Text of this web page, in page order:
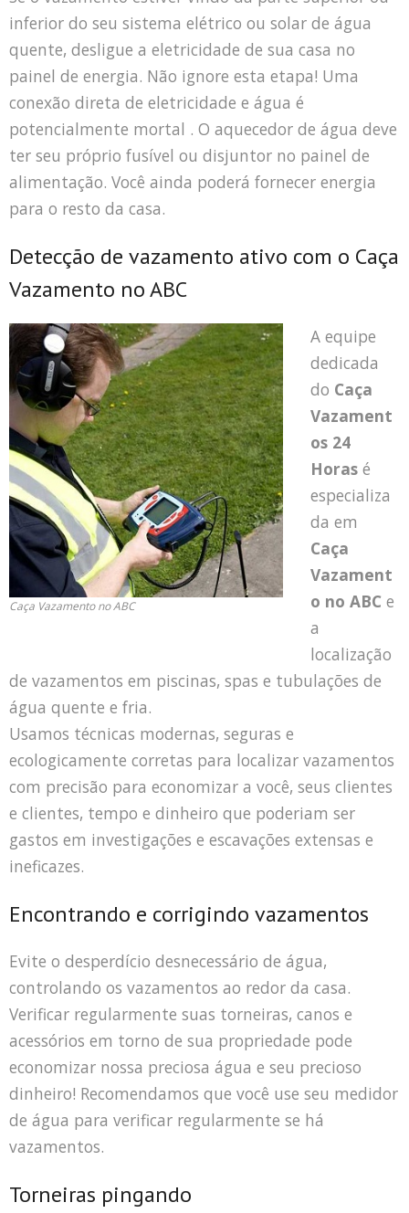
inferior do seu sistema elétrico ou solar de água
quente, desligue a eletricidade de sua casa no
painel de energia. Não ignore esta etapa! Uma
conexão direta de eletricidade e água é
potencialmente mortal . O aquecedor de água deve
ter seu próprio fusível ou disjuntor no painel de
alimentação. Você ainda poderá fornecer energia
para o resto da casa.
Detecção de vazamento ativo com o Caça
Vazamento no ABC
Caça Vazamento no ABC
A equipe
dedicada
do Caça
Vazament
os 24
Horas é
especializa
da em
Caça
Vazament
o no ABC e
a
localização
de vazamentos em piscinas, spas e tubulações de
água quente e fria.
Usamos técnicas modernas, seguras e
ecologicamente corretas para localizar vazamentos
com precisão para economizar a você, seus clientes
e clientes, tempo e dinheiro que poderiam ser
gastos em investigações e escavações extensas e
ineficazes.
Encontrando e corrigindo vazamentos
Evite o desperdício desnecessário de água,
controlando os vazamentos ao redor da casa.
Verificar regularmente suas torneiras, canos e
acessórios em torno de sua propriedade pode
economizar nossa preciosa água e seu precioso
dinheiro! Recomendamos que você use seu medidor
de água para verificar regularmente se há
vazamentos.
Torneiras pingando